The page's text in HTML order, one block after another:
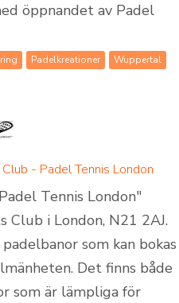
öppnandet av Padel
Padelkreationer Wuppertal
- Padel Tennis London
Tennis London"
Club i London, N21 2AJ.
som kan bokas
Det finns både
som är lämpliga för